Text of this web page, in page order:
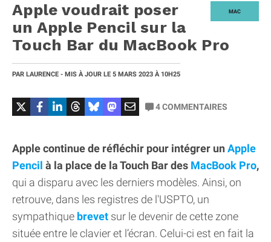
MAC
Apple voudrait poser
un Apple Pencil sur la
Touch Bar du MacBook Pro
PAR LAURENCE - MIS À JOUR LE 5 MARS 2023 À 10H25
4COMMENTAIRES
Apple continue de réfléchir pour intégrer un Apple
Pencil à la place de la Touch Bar des MacBook Pro,
qui a disparu avec les derniers modèles. Ainsi, on
retrouve, dans les registres de l'USPTO, un
sympathique brevet sur le devenir de cette zone
située entre le clavier et l’écran. Celui-ci est en fait la